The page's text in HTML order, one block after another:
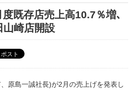
既存店売上高10.7％増､
山崎店開設
原島一誠社長)が2月の売上げを発表し